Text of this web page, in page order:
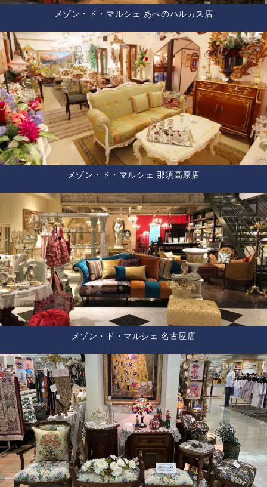
メゾン・ド・マルシェ あべのハルカス店
メゾン・ド・マルシェ 那須高原店
メゾン・ド・マルシェ 名古屋店